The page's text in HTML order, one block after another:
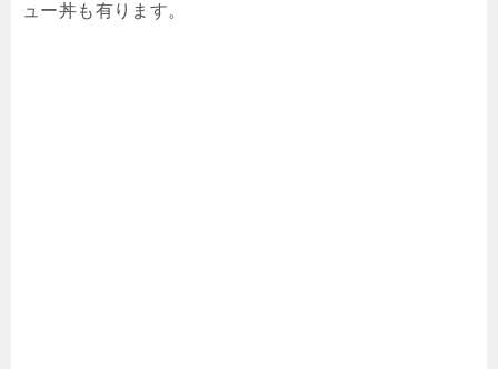
ュー丼も有ります。